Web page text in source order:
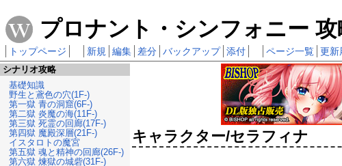
プロナント・シンフォニー
トップページ 新規 編集 差分 バックアップ 添付 ページ一覧 更新
キャラクター/セラフィナ
シナリオ攻略
基礎知識
野生と鳶色の穴(1F-)
第一獄 青の洞窟(6F-)
第二獄 炎魔の海(11F-)
第三獄 死霊の回廊(17F-)
第四獄 魔殿深層(21F-)
イスタロトの魔宮
第五獄 魂と精神の回廊(26F-)
第六獄 煉獄の城砦(31F-)